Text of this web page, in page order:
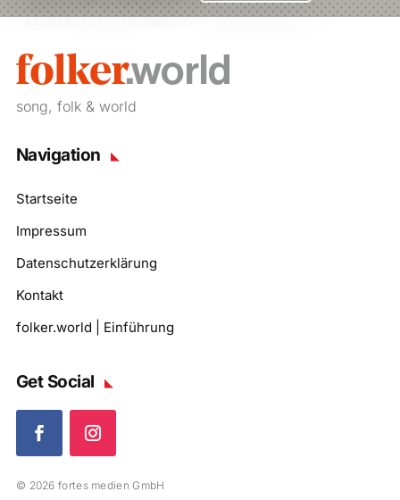
song, folk & world
Navigation
Startseite
Impressum
Datenschutzerklärung
Kontakt
folker.world | Einführung
Get Social
© 2026 fortes medien GmbH